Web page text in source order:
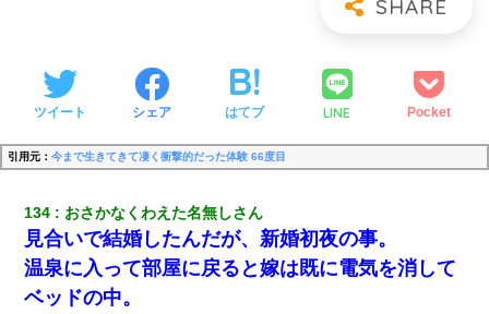
ツイート シェア はてブ LINE Pocket
引用元： 今まで生きてきて凄く衝撃的だった体験 66度目
134 おさかなくわえた名無しさん
見合いで結婚したんだが、新婚初夜の事。
温泉に入って部屋に戻ると嫁は既に電気を消して
ベッドの中。